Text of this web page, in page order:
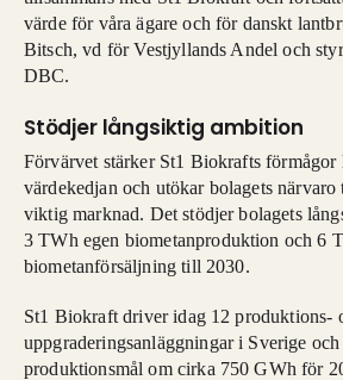
värde för våra ägare och för danskt
Bitsch, vd för Vestjyllands Andel och
DBC.
Stödjer långsiktig ambition
Förvärvet stärker St1 Biokrafts förmågor
värdekedjan och utökar bolagets
viktig marknad. Det stödjer bolagets
3 TWh egen biometanproduktion och 6
biometanförsäljning till 2030.
St1 Biokraft driver idag 12 produktions-
uppgraderingsanläggningar i Sverige
produktionsmål om cirka 750 GWh för